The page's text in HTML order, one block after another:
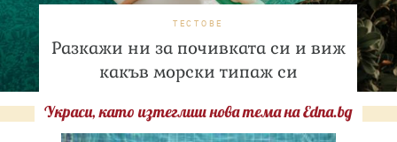
ТЕСТОВЕ
Разкажи ни за почивката си и виж
какъв морски типаж си
Украси, като изтеглиш нова тема на Edna.bg